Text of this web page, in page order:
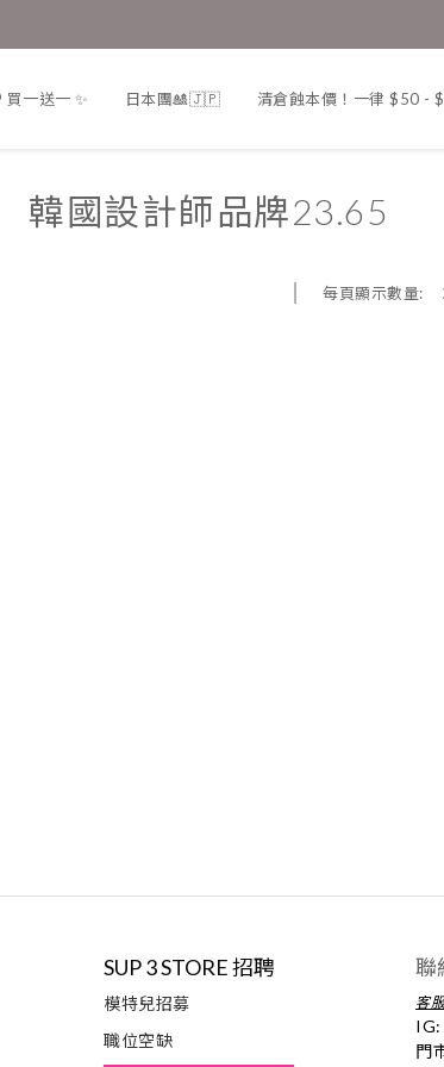
買一送一 ✨ 日本團🎎🇯🇵 清倉蝕本價！一律 $50 -
韓國設計師品牌23.65
每頁顯示數量:
SUP 3 STORE 招聘
模特兒招募
職位空缺
聯
客
IG:
門